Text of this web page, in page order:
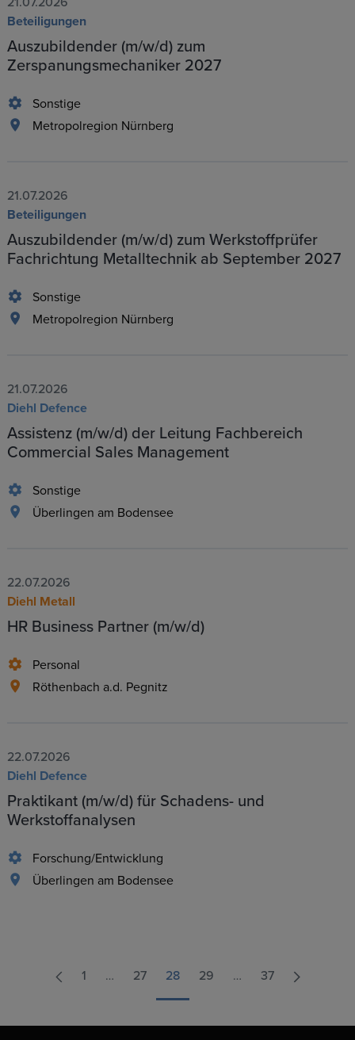
Beteiligungen
Auszubildender (m/w/d) zum
Zerspanungsmechaniker 2027
Sonstige
Metropolregion Nürnberg
21.07.2026
Beteiligungen
Auszubildender (m/w/d) zum Werkstoffprüfer
Fachrichtung Metalltechnik ab September 2027
Sonstige
Metropolregion Nürnberg
21.07.2026
Diehl Defence
Assistenz (m/w/d) der Leitung Fachbereich
Commercial Sales Management
Sonstige
Überlingen am Bodensee
22.07.2026
Diehl Metall
HR Business Partner (m/w/d)
Personal
Röthenbach a.d. Pegnitz
22.07.2026
Diehl Defence
Praktikant (m/w/d) für Schadens- und
Werkstoffanalysen
Forschung/Entwicklung
Überlingen am Bodensee
1 … 27 28 29 … 37